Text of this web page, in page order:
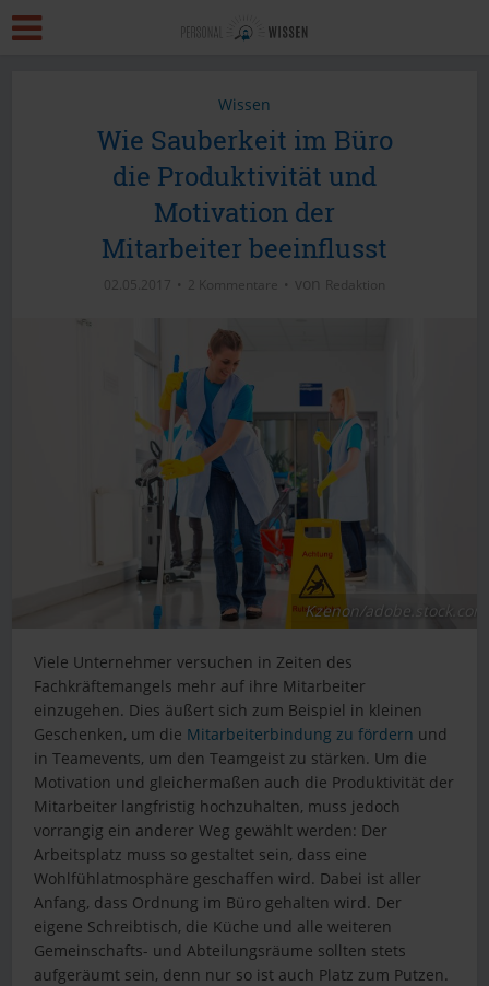
Wissen
Wie Sauberkeit im Büro
die Produktivität und
Motivation der
Mitarbeiter beeinflusst
02.05.2017 2 Kommentare von Redaktion
Kzenon/adobe.stock.com
Viele Unternehmer versuchen in Zeiten des
Fachkräftemangels mehr auf ihre Mitarbeiter
einzugehen. Dies äußert sich zum Beispiel in kleinen
Geschenken, um die Mitarbeiterbindung zu fördern und
in Teamevents, um den Teamgeist zu stärken. Um die
Motivation und gleichermaßen auch die Produktivität der
Mitarbeiter langfristig hochzuhalten, muss jedoch
vorrangig ein anderer Weg gewählt werden: Der
Arbeitsplatz muss so gestaltet sein, dass eine
Wohlfühlatmosphäre geschaffen wird. Dabei ist aller
Anfang, dass Ordnung im Büro gehalten wird. Der
eigene Schreibtisch, die Küche und alle weiteren
Gemeinschafts- und Abteilungsräume sollten stets
aufgeräumt sein, denn nur so ist auch Platz zum Putzen.